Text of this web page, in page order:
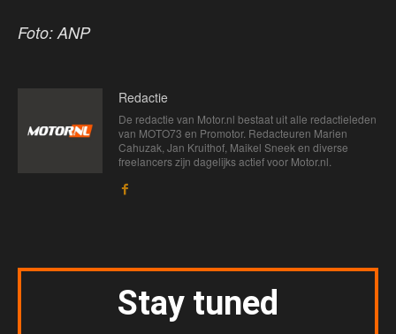
Foto: ANP
Redactie
De redactie van Motor.nl bestaat uit alle redactieleden
van MOTO73 en Promotor. Redacteuren Marien
Cahuzak, Jan Kruithof, Maikel Sneek en diverse
freelancers zijn dagelijks actief voor Motor.nl.
Stay tuned